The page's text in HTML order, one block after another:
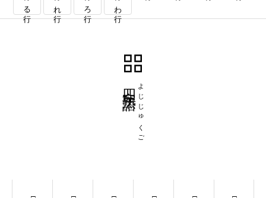
る行 れ行 ろ行 わ行
よじじゅくご